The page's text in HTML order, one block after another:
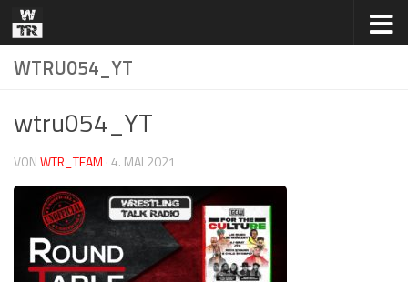
Zum Inhalt springen
WTRU054_YT
wtru054_YT
VONWTR_TEAM ·4. MAI 2021